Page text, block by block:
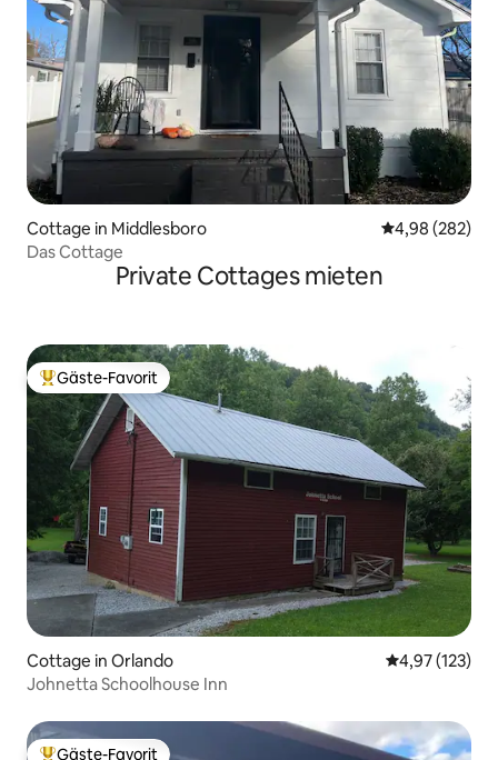
Cottage in Middlesboro
4,98 (282)
Das Cottage
Private Cottages mieten
Beliebter Gäste-Favorit.
Gäste-Favorit
Cottage in Orlando
4,97 (123)
Johnetta Schoolhouse Inn
Gäste-Favorit